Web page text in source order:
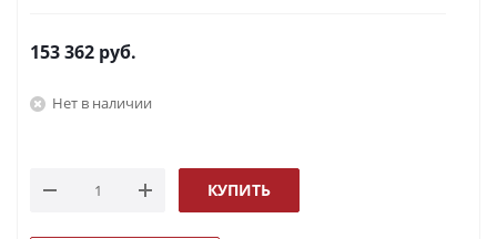
153 362 руб.
Нет в наличии
КУПИТЬ